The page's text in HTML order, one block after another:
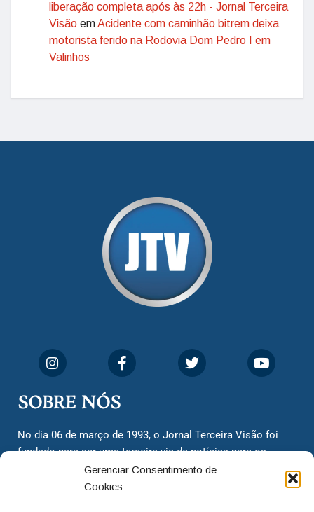
Gerenciar Consentimento de
Cookies
liberação completa após às 22h - Jornal Terceira
Visão emAcidente com caminhão bitrem deixa
motorista ferido na Rodovia Dom Pedro I em
Valinhos
SOBRE NÓS
No dia 06 de março de 1993, o Jornal Terceira Visão foi
fundado para ser uma terceira via de notícias para os
cidadãos valinhenses, já que naquela época só existiam
dois jornais. Há mais de 30 anos, o jornal continua